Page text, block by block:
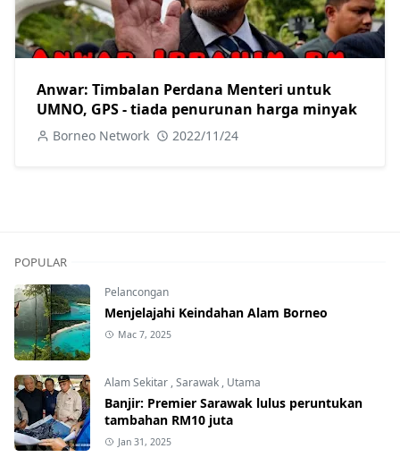
Anwar: Timbalan Perdana Menteri untuk
UMNO, GPS - tiada penurunan harga minyak
Borneo Network 2022/11/24
POPULAR
Pelancongan
Menjelajahi Keindahan Alam Borneo
Mac 7, 2025
Alam Sekitar ,Sarawak , Utama
Banjir: Premier Sarawak lulus peruntukan
tambahan RM10 juta
Jan 31, 2025